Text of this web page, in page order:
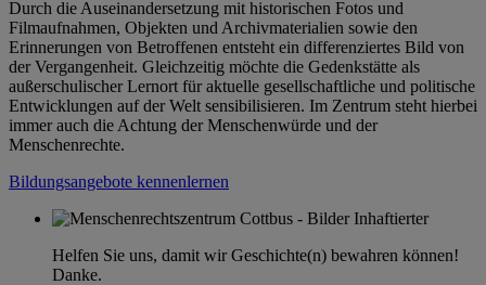
Durch die Auseinandersetzung mit historischen Fotos und
Filmaufnahmen, Objekten und Archivmaterialien sowie den
Erinnerungen von Betroffenen entsteht ein differenziertes Bild von
der Vergangenheit. Gleichzeitig möchte die Gedenkstätte als
außerschulischer Lernort für aktuelle gesellschaftliche und politische
Entwicklungen auf der Welt sensibilisieren. Im Zentrum steht hierbei
immer auch die Achtung der Menschenwürde und der
Menschenrechte.
Bildungsangebote kennenlernen
Helfen Sie uns, damit wir Geschichte(n) bewahren können!
Danke.